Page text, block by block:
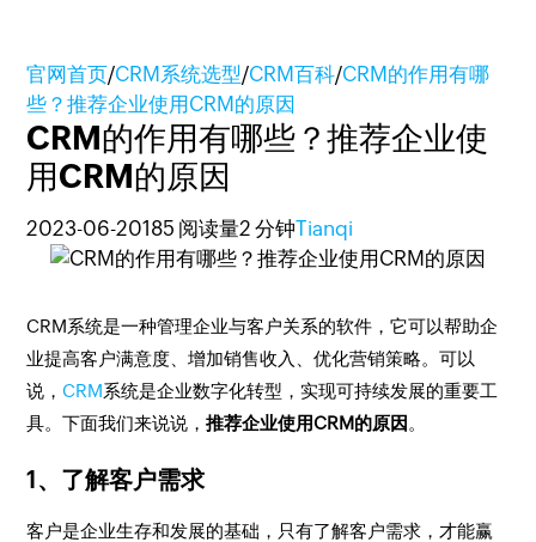
官网首页/CRM系统选型/CRM百科/CRM的作用有哪
些？推荐企业使用CRM的原因
CRM的作用有哪些？推荐企业使
用CRM的原因
2023-06-20185 阅读量2 分钟Tianqi
CRM系统是一种管理企业与客户关系的软件，它可以帮助企
业提高客户满意度、增加销售收入、优化营销策略。可以
说，CRM系统是企业数字化转型，实现可持续发展的重要工
具。下面我们来说说，推荐企业使用CRM的原因 。
1、了解客户需求
客户是企业生存和发展的基础，只有了解客户需求，才能赢